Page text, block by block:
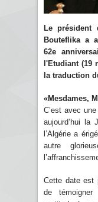
Le président
Bouteflika a
62e
l'Etudiant (19
la traduction
«Mesdames,
C’est avec
aujourd’hui la
l’Algérie a
autre
Cette date est
de